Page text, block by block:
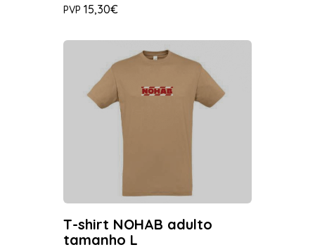
PVP 15,30€
T-shirt NOHAB adulto
tamanho L